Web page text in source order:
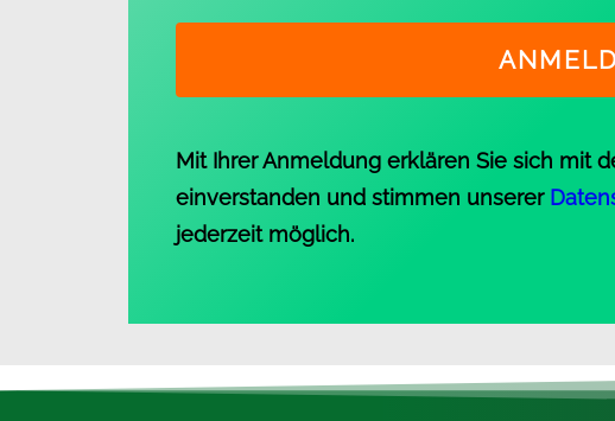
Mit Ihrer Anmeldung erklären Sie sich mit
einverstanden und stimmen unserer
jederzeit möglich.